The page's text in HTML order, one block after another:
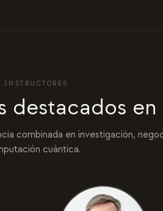
INSTRUCTORES
destacados
combinada en investigación,
cuántica.